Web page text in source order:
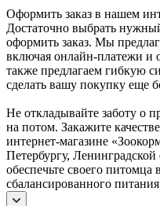
Оформить заказ в нашем
Достаточно выбрать
оформить заказ. Мы
включая онлайн-платежи и
также предлагаем гибкую
сделать вашу покупку еще
Не откладывайте заботу о
на потом. Закажите
интернет-магазине
Петербургу,
обеспечьте своего
сбалансированного